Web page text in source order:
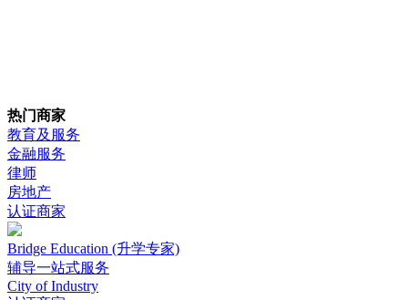
热门商家
教育及服务
金融服务
律师
房地产
认证商家
Bridge Education (升学专家)
辅导一站式服务
City of Industry